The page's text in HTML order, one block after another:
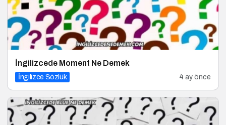
İngilizcede Moment Ne Demek
İngilizce Sözlük 4 ay önce